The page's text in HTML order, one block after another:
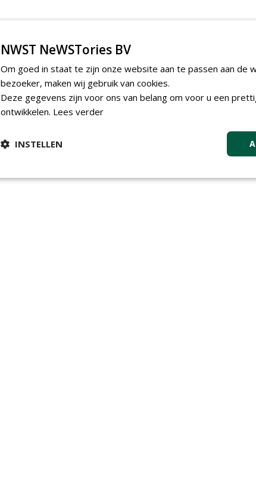
NWST NeWSTories BV
Om goed in staat te zijn onze website aan te passen aan de
bezoeker, maken wij gebruik van cookies.
Deze gegevens zijn voor ons van belang om voor u een
ontwikkelen. Lees verder
INSTELLEN